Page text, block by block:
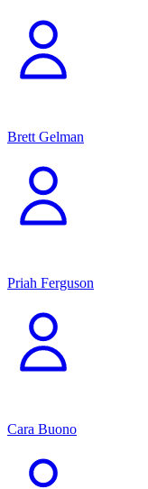
Brett Gelman
Priah Ferguson
Cara Buono